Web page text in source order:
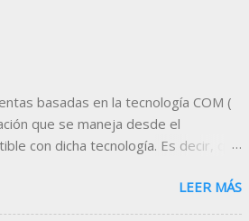
basadas en la tecnología COM (
que se maneja desde el
con dicha tecnología. Es decir, que
que proporciona Visual Chart .
tecnología es Microsoft Excel . A
LEER MÁS